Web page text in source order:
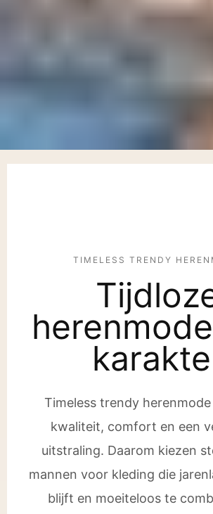
TIMELESS TRENDY
Timeless trendy
kwaliteit, comfort en een
uitstraling. Daarom kiezen
mannen voor kleding die
blijft en moeiteloos te